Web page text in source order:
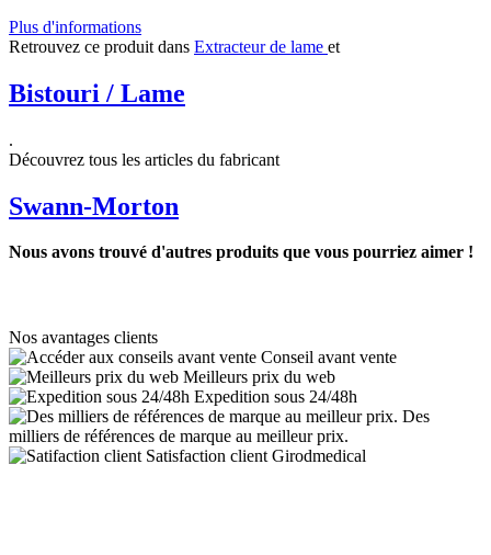
Plus d'informations
Retrouvez ce produit dans Extracteur de lame et
Bistouri / Lame
.
Découvrez tous les articles du fabricant
Swann-Morton
Nous avons trouvé d'autres produits que vous pourriez aimer !
Nos avantages clients
Conseil avant vente
Meilleurs prix du web
Expedition sous 24/48h
Des
milliers de références de marque au meilleur prix.
Satisfaction client Girodmedical